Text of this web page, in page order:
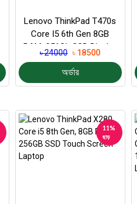
Lenovo ThinkPad T470s
Core I5 6th Gen 8GB
RAM, 256Gb SSD Display
14" (Non Touch)
৳ 24000 ৳ 18500
অর্ডার
11%
ছাড়